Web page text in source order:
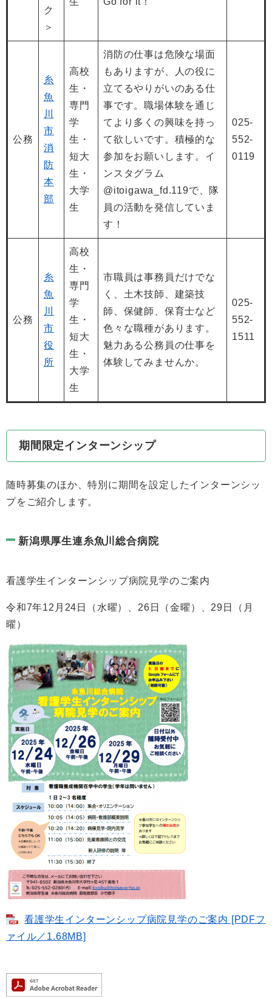
ク
＞
公務
糸
魚
川
市
消
防
本
部
高校
生・
専門
学
生・
短大
生・
大学
生
消防の仕事は危険な場面
もありますが、人の役に
立てるやりがいのある仕
事です。職場体験を通じ
てより多くの興味を持っ
て欲しいです。積極的な
参加をお願いします。イ
ンスタグラム
@itoigawa_fd.119で、隊
員の活動を発信していま
す！
025-
552-
0119
公務
糸
魚
川
市
役
所
高校
生・
専門
学
生・
短大
生・
大学
生
市職員は事務員だけでな
く、土木技師、建築技
師、保健師、保育士など
色々な職種があります。
魅力ある公務員の仕事を
体験してみませんか。
025-
552-
1511
期間限定インターンシップ
随時募集のほか、特別に期間を設定したインターンシッ
プをご紹介します。
新潟県厚生連糸魚川総合病院
看護学生インターンシップ病院見学のご案内
令和7年12月24日（水曜）、26日（金曜）、29日（月
曜）
看護学生インターンシップ病院見学のご案内 [PDFフ
ァイル／1.68MB]